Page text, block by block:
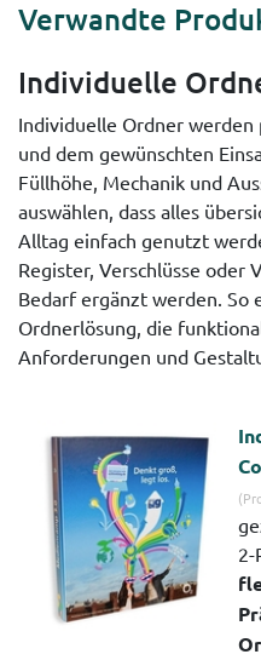
Verwandte
Individuelle
Individuelle Ordner werden
und dem gewünschten
Füllhöhe, Mechanik und
auswählen, dass alles
Alltag einfach genutzt
Register, Verschlüsse oder
Bedarf ergänzt werden. So
Ordnerlösung, die
Anforderungen und
2-